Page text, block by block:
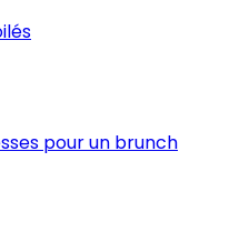
pour un brunch